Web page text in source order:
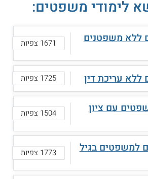
לימודי משפטים:
ללא משפטנים 1671 צפיות
ללא עריכת דין 1725 צפיות
עם ציון 1504 צפיות
למשפטים בגיל 1773 צפיות